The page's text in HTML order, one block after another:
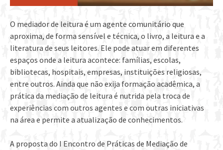
O mediador de leitura é um agente comunitário que
aproxima, de forma sensível e técnica, o livro, a leitura e a
literatura de seus leitores. Ele pode atuar em diferentes
espaços onde a leitura acontece: famílias, escolas,
bibliotecas, hospitais, empresas, instituições religiosas,
entre outros. Ainda que não exija formação acadêmica, a
prática da mediação de leitura é nutrida pela troca de
experiências com outros agentes e com outras iniciativas
na área e permite a atualização de conhecimentos.
A proposta do I Encontro de Práticas de Mediação de